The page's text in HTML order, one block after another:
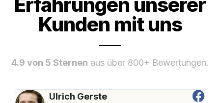
Kunden mit uns
4.9 von 5 Sternen aus über 800+ Bewertungen.
Ulrich Gerste